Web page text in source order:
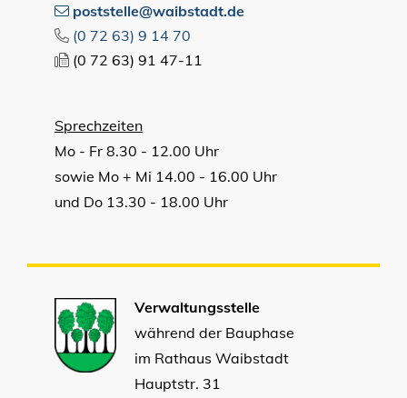
poststelle@waibstadt.de
(0 72 63) 9 14 70
(0 72 63) 91 47-11
Sprechzeiten
Mo - Fr 8.30 - 12.00 Uhr
sowie Mo + Mi 14.00 - 16.00 Uhr
und Do 13.30 - 18.00 Uhr
Verwaltungsstelle
während der Bauphase
im Rathaus Waibstadt
Hauptstr. 31